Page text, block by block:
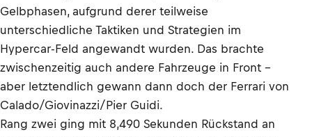
Gelbphasen, aufgrund derer teilweise
unterschiedliche Taktiken und Strategien im
Hypercar-Feld angewandt wurden. Das brachte
zwischenzeitig auch andere Fahrzeuge in Front -
aber letztendlich gewann dann doch der Ferrari von
Calado/Giovinazzi/Pier Guidi.
Rang zwei ging mit 8,490 Sekunden Rückstand an